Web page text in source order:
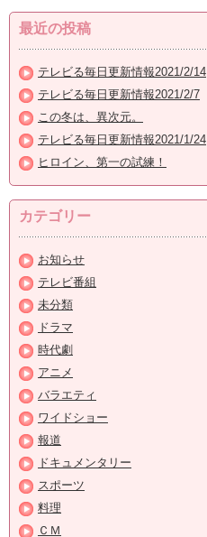
最近の投稿
テレビる毎日更新情報2021/2/14
テレビる毎日更新情報2021/2/7
この冬は、異次元。
テレビる毎日更新情報2021/1/24
ヒロイン、第一の試練！
カテゴリー
お知らせ
テレビ番組
未分類
ドラマ
時代劇
アニメ
バラエティ
ワイドショー
報道
ドキュメンタリー
スポーツ
料理
ＣＭ